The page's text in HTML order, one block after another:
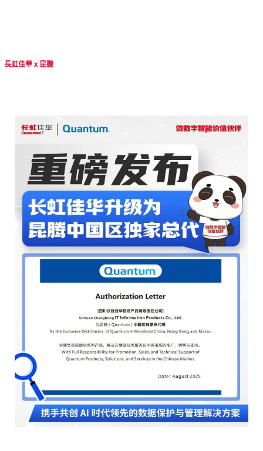
長虹佳華 x 昆騰